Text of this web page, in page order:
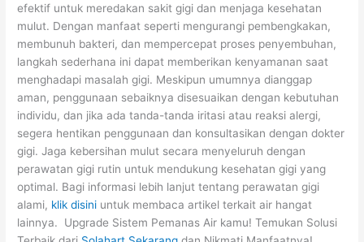
efektif untuk meredakan sakit gigi dan menjaga kesehatan
mulut. Dengan manfaat seperti mengurangi pembengkakan,
membunuh bakteri, dan mempercepat proses penyembuhan,
langkah sederhana ini dapat memberikan kenyamanan saat
menghadapi masalah gigi. Meskipun umumnya dianggap
aman, penggunaan sebaiknya disesuaikan dengan kebutuhan
individu, dan jika ada tanda-tanda iritasi atau reaksi alergi,
segera hentikan penggunaan dan konsultasikan dengan dokter
gigi. Jaga kebersihan mulut secara menyeluruh dengan
perawatan gigi rutin untuk mendukung kesehatan gigi yang
optimal. Bagi informasi lebih lanjut tentang perawatan gigi
alami, klik disini untuk membaca artikel terkait air hangat
lainnya. Upgrade Sistem Pemanas Air kamu! Temukan Solusi